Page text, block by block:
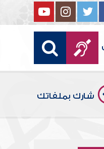
شارك بملفاتك